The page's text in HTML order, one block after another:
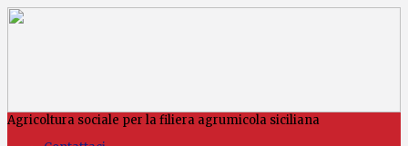
Agricoltura sociale per la filiera agrumicola siciliana